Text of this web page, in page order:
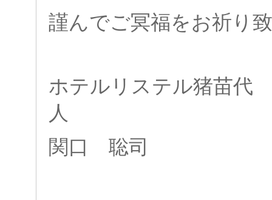
謹んでご冥福をお祈り
ホテルリステル猪苗
人
関口 聡司